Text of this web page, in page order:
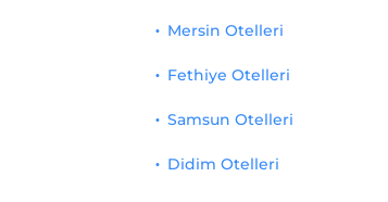
Mersin Otelleri
Fethiye Otelleri
Samsun Otelleri
Didim Otelleri